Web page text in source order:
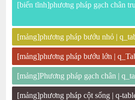
[biến tĩnh]phương pháp gạch chân
[mảng]phương pháp bướu nhỏ |
[mảng]phương pháp bướu lớn |
[mảng]Phương pháp gạch chân |
[mảng]phương pháp cột sống | q-